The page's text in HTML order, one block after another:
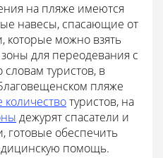
на пляже имеются
навесы, спасающие от
которые можно взять
для переодевания с
туристов, в
пляже
туристов, на
дежурят спасатели и
готовые обеспечить
помощь.